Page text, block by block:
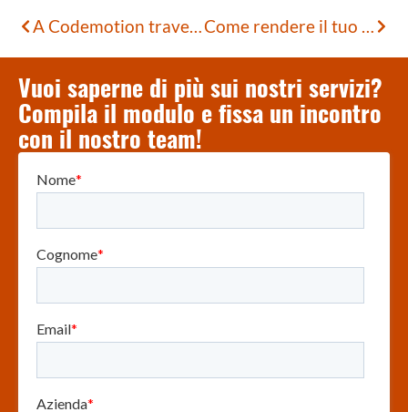
A Codemotion travelogue
Come rendere il tuo sito Next.js SEO-Friendly
Vuoi saperne di più sui nostri servizi?
Compila il modulo e fissa un incontro
con il nostro team!